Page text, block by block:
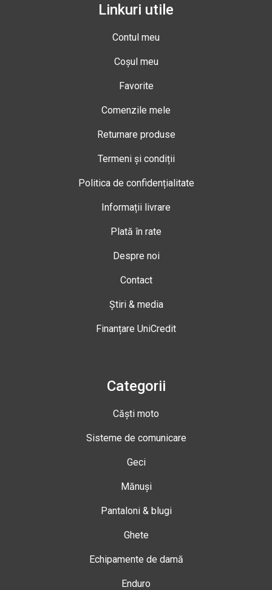
Linkuri utile
Contul meu
Coșul meu
Favorite
Comenzile mele
Returnare produse
Termeni și condiții
Politica de confidențialitate
Informații livrare
Plată în rate
Despre noi
Contact
Știri & media
Finanțare UniCredit
Categorii
Căști moto
Sisteme de comunicare
Geci
Mănuși
Pantaloni & blugi
Ghete
Echipamente de damă
Enduro